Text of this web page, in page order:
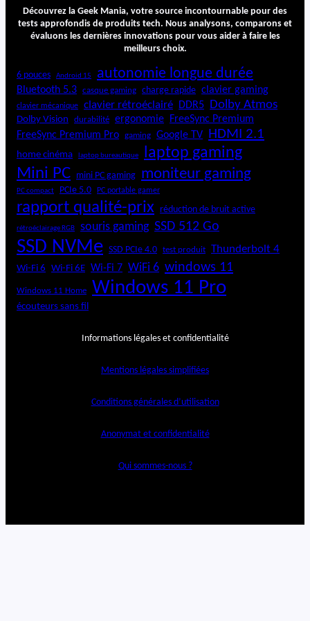
5
0
0
x
e
Découvrez la Geek Mania, votre source incontournable pour des
tests approfondis de produits tech. Nous analysons, comparons et
évaluons les dernières innovations pour vous aider à faire les
meilleurs choix.
6 pouces Android 15 autonomie longue durée
Bluetooth 5.3 casque gaming charge rapide clavier gaming
clavier mécanique clavier rétroéclairé DDR5 Dolby Atmos
Dolby Vision durabilité ergonomie
FreeSync Premium
FreeSync Premium Pro
gaming Google TV HDMI 2.1
home cinéma laptop bureautique laptop gaming
Mini PC mini PC gaming moniteur gaming
PC compact PCIe 5.0 PC portable gamer
rapport qualité-prix réduction de bruit active
rétroéclairage RGB souris gaming SSD 512 Go
SSD NVMe SSD PCIe 4.0 test produit Thunderbolt 4
Wi-Fi 6 Wi-Fi 6E Wi-Fi 7 WiFi 6 windows 11
Windows 11 Home Windows 11 Pro
écouteurs sans fil
Informations légales et confidentialité
Mentions légales simplifiées
Conditions générales d’utilisation
Anonymat et confidentialité
Qui sommes-nous ?